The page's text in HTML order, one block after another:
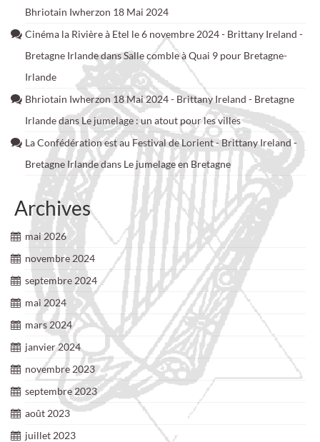
Bhriotain Iwherzon 18 Mai 2024
Cinéma la Rivière à Etel le 6 novembre 2024 - Brittany Ireland -
Bretagne IrlandedansSalle comble à Quai 9 pour Bretagne-
Irlande
Bhriotain Iwherzon 18 Mai 2024 - Brittany Ireland - Bretagne
Irlandedans Le jumelage : un atout pour les villes
La Confédération est au Festival de Lorient - Brittany Ireland -
Bretagne Irlandedans Le jumelage en Bretagne
Archives
mai 2026
novembre 2024
septembre 2024
mai 2024
mars 2024
janvier 2024
novembre 2023
septembre 2023
août 2023
juillet 2023